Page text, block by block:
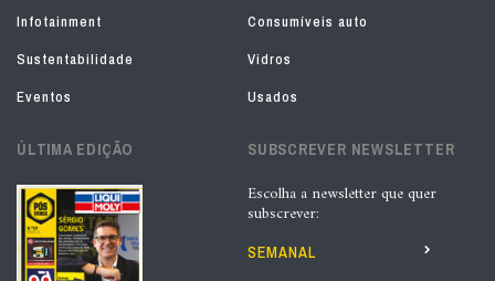
Infotainment
Consumíveis auto
Sustentabilidade
Vidros
Eventos
Usados
ÚLTIMA EDIÇÃO SUBSCREVER NEWSLETTER
Escolha a newsletter que quer
subscrever:
SEMANAL